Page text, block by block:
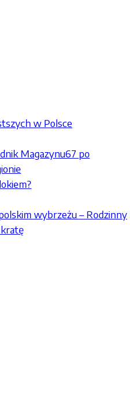
w Polsce
Magazynu67 po
wybrzeżu – Rodzinny